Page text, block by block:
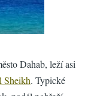
Dahab, leží asi
Sheikh. Typické